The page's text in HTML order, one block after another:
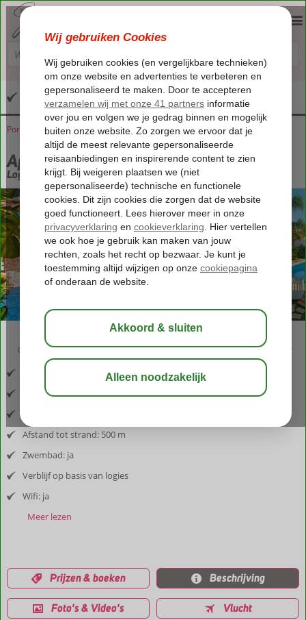
Altijd inclusief huurauto
Home
Portugal Algarve Albufeira Appartementen Vila do Castelo
Appartementen Vila do Castelo
Logies Appartement
03:05 aug 32°C delen bewaar
Inclusief vlucht en huurauto
Afstand luchthaven: 50 km
Afstand tot strand: 500 m
Zwembad: ja
Verblijf op basis van logies
Wifi: ja
Meer lezen
Prijzen & boeken Beschrijving
Foto's & Video's Vlucht